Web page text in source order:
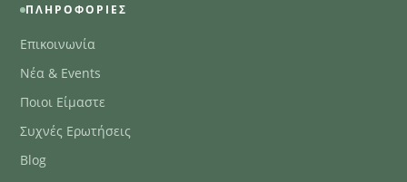
ΠΛΗΡΟΦΟΡΊΕΣ
Επικοινωνία
Νέα & Events
Ποιοι Είμαστε
Συχνές Ερωτήσεις
Blog